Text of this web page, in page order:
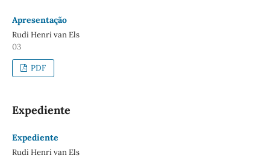
Apresentação
Rudi Henri van Els
03
PDF
Expediente
Expediente
Rudi Henri van Els